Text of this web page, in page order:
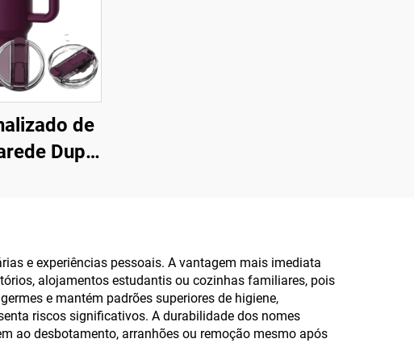
de
Dupla
para
Presente
e experiências pessoais. A vantagem mais imediata
alojamentos estudantis ou cozinhas familiares, pois
e mantém padrões superiores de higiene,
riscos significativos. A durabilidade dos nomes
ao desbotamento, arranhões ou remoção mesmo após